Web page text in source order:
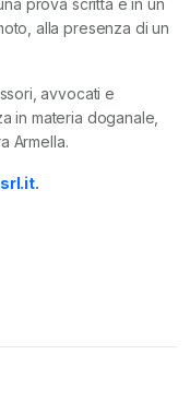
prova scritta e in un
alla presenza di un
avvocati e
in materia doganale,
Armella.
.